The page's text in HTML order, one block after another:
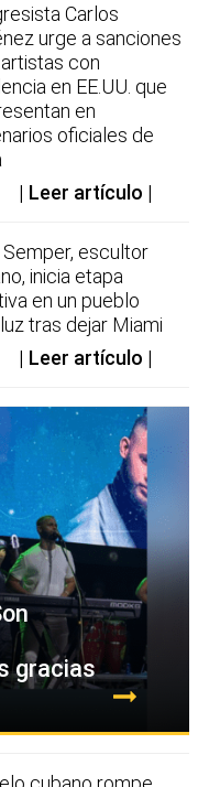
Carlos
urge a sanciones
con
en EE.UU. que
en
oficiales de
Leer artículo
Semper, escultor
inicia etapa
en un pueblo
tras dejar Miami
Leer artículo
gracias